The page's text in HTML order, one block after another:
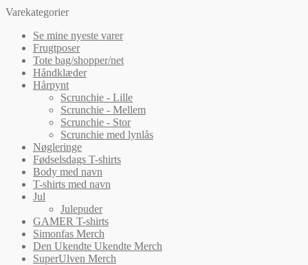
Varekategorier
Se mine nyeste varer
Frugtposer
Tote bag/shopper/net
Håndklæder
Hårpynt
Scrunchie - Lille
Scrunchie - Mellem
Scrunchie - Stor
Scrunchie med lynlås
Nøgleringe
Fødselsdags T-shirts
Body med navn
T-shirts med navn
Jul
Julepuder
GAMER T-shirts
Simonfas Merch
Den Ukendte Ukendte Merch
SuperUlven Merch